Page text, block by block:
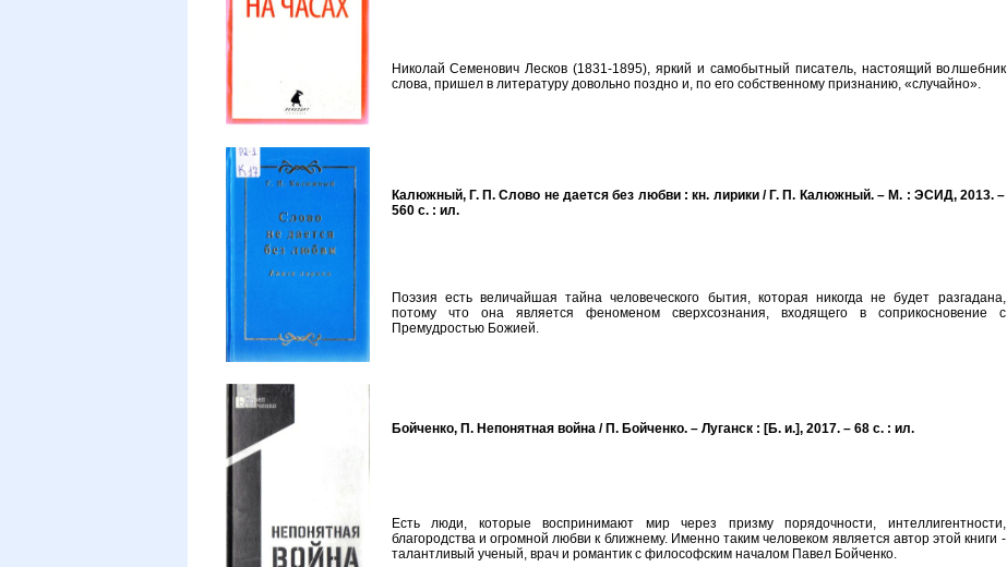
Николай Семенович Лесков (1831-1895), яркий и самобытный писатель, настоящий волшебник
слова, пришел в литературу довольно поздно и, по его собственному признанию, «случайно».
Калюжный, Г. П. Слово не дается без любви : кн. лирики / Г. П. Калюжный. – М. : ЭСИД, 2013. –
560 с. : ил.
Поэзия есть величайшая тайна человеческого бытия, которая никогда не будет разгадана,
потому что она является феноменом сверхсознания, входящего в соприкосновение с
Премудростью Божией.
Бойченко, П. Непонятная война / П. Бойченко. – Луганск : [Б. и.], 2017. – 68 с. : ил.
Есть люди, которые воспринимают мир через призму порядочности, интеллигентности,
благородства и огромной любви к ближнему. Именно таким человеком является автор этой книги -
талантливый ученый, врач и романтик с философским началом Павел Бойченко.